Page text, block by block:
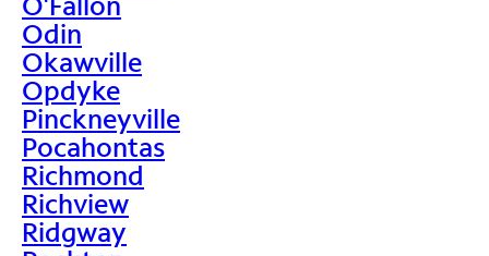
Odin
Okawville
Opdyke
Pinckneyville
Pocahontas
Richmond
Richview
Ridgway